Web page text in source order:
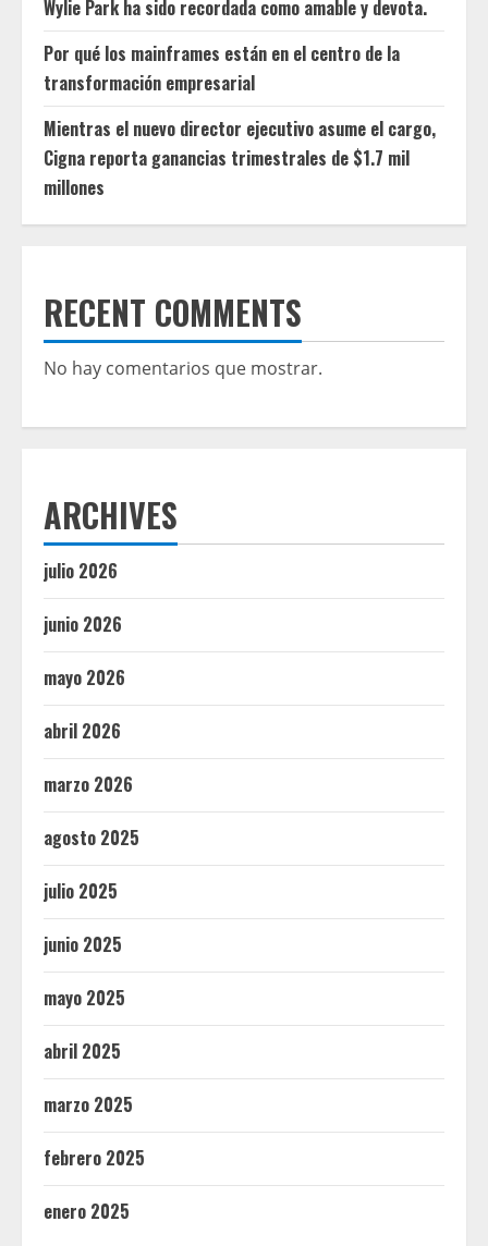
Wylie Park ha sido recordada como amable y devota.
Por qué los mainframes están en el centro de la
transformación empresarial
Mientras el nuevo director ejecutivo asume el cargo,
Cigna reporta ganancias trimestrales de $1.7 mil
millones
RECENT COMMENTS
No hay comentarios que mostrar.
ARCHIVES
julio 2026
junio 2026
mayo 2026
abril 2026
marzo 2026
agosto 2025
julio 2025
junio 2025
mayo 2025
abril 2025
marzo 2025
febrero 2025
enero 2025